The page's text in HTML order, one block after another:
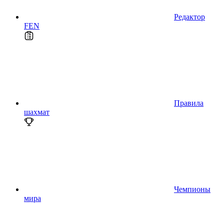
Редактор
FEN
Правила
шахмат
Чемпионы
мира